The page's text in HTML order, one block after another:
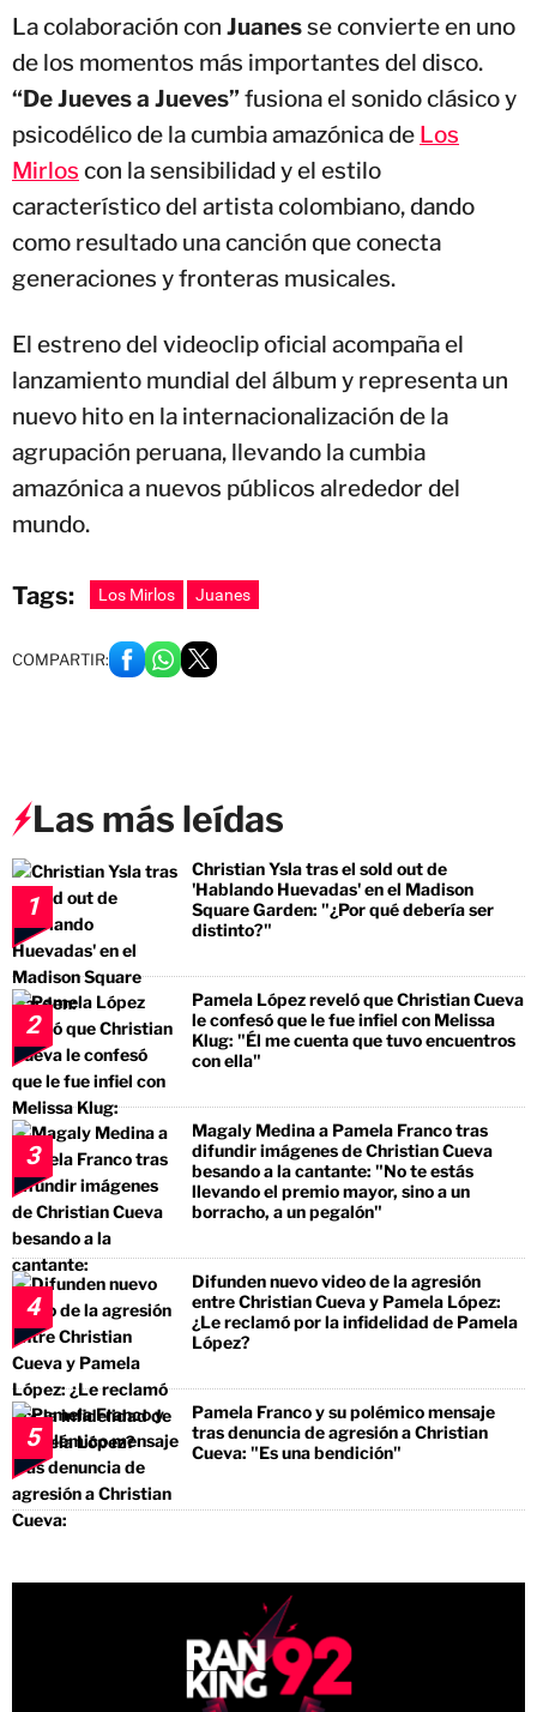
La colaboración con Juanesse convierte en uno
de los momentos más importantes del disco.
“De Jueves a Jueves” fusiona el sonido clásico y
psicodélico de la cumbia amazónica de Los
Mirlos con la sensibilidad y el estilo
característico del artista colombiano, dando
como resultado una canción que conecta
generaciones y fronteras musicales.
El estreno del videoclip oficial acompaña el
lanzamiento mundial del álbum y representa un
nuevo hito en la internacionalización de la
agrupación peruana, llevando la cumbia
amazónica a nuevos públicos alrededor del
mundo.
Tags: Los Mirlos Juanes
COMPARTIR:
Las más leídas
1
Christian Ysla tras el sold out de
'Hablando Huevadas' en el Madison
Square Garden: "¿Por qué debería ser
distinto?"
2
Pamela López reveló que Christian Cueva
le confesó que le fue infiel con Melissa
Klug: "Él me cuenta que tuvo encuentros
con ella"
3
Magaly Medina a Pamela Franco tras
difundir imágenes de Christian Cueva
besando a la cantante: "No te estás
llevando el premio mayor, sino a un
borracho, a un pegalón"
4
Difunden nuevo video de la agresión
entre Christian Cueva y Pamela López:
¿Le reclamó por la infidelidad de Pamela
López?
5
Pamela Franco y su polémico mensaje
tras denuncia de agresión a Christian
Cueva: "Es una bendición"